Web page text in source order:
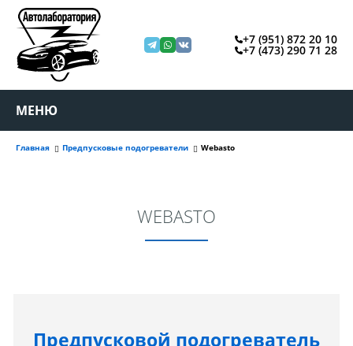
+7 (951) 872 20 10
+7 (473) 290 71 28
МЕНЮ
Главная Предпусковые подогреватели Webasto
WEBASTO
Предпусковой подогреватель